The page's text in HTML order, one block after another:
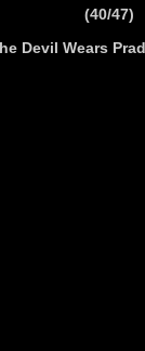
(40/47)